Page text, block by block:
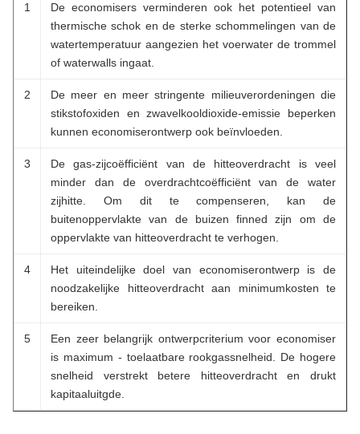
1
De economisers verminderen ook het potentieel van
thermische schok en de sterke schommelingen van de
watertemperatuur aangezien het voerwater de trommel
of waterwalls ingaat.
2
De meer en meer stringente milieuverordeningen die
stikstofoxiden en zwavelkooldioxide-emissie beperken
kunnen economiserontwerp ook beïnvloeden.
3
De gas-zijcoëfficiënt van de hitteoverdracht is veel
minder dan de overdrachtcoëfficiënt van de water
zijhitte. Om dit te compenseren, kan de
buitenoppervlakte van de buizen finned zijn om de
oppervlakte van hitteoverdracht te verhogen.
4
Het uiteindelijke doel van economiserontwerp is de
noodzakelijke hitteoverdracht aan minimumkosten te
bereiken.
5
Een zeer belangrijk ontwerpcriterium voor economiser
is maximum - toelaatbare rookgassnelheid. De hogere
snelheid verstrekt betere hitteoverdracht en drukt
kapitaaluitgde.